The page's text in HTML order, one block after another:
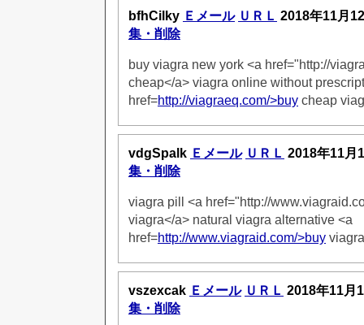
bfhCilky Ｅメール ＵＲＬ 2018年11月
集・削除
buy viagra new york <a href="http://
cheap</a> viagra online without
href=http://viagraeq.com/>buy cheap
vdgSpalk Ｅメール ＵＲＬ 2018年11月
集・削除
viagra pill <a href="http://
viagra</a> natural viagra alternative <a
href=http://www.viagraid.com/>buy
vszexcak Ｅメール ＵＲＬ 2018年11月
集・削除